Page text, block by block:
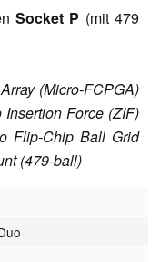
Socket P (mit 479
(Micro-FCPGA)
Force (ZIF)
Flip-Chip Ball Grid
(479-ball)